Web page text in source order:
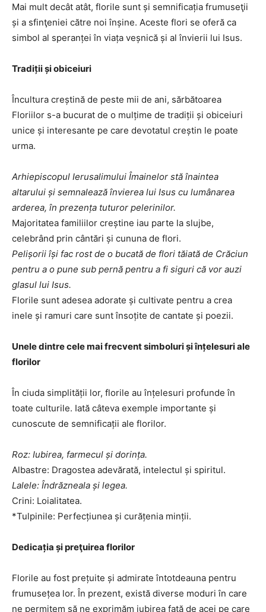
Mai mult decât atât, florile sunt și semnificația frumuseţii
și a sfinţeniei către noi înșine. Aceste flori se oferă ca
simbol al speranței în viața veșnică și al învierii lui Isus.
Tradiții și obiceiuri
Încultura creștină de peste mii de ani, sărbătoarea
Floriilor s-a bucurat de o mulțime de tradiții și obiceiuri
unice și interesante pe care devotatul creștin le poate
urma.
Arhiepiscopul Ierusalimului Îmainelor stă înaintea
altarului și semnalează învierea lui Isus cu lumânarea
arderea, în prezența tuturor pelerinilor.
Majoritatea familiilor creștine iau parte la slujbe,
celebrând prin cântări și cununa de flori.
Pelișorii își fac rost de o bucată de flori tăiată de Crăciun
pentru a o pune sub pernă pentru a fi siguri că vor auzi
glasul lui Isus.
Florile sunt adesea adorate și cultivate pentru a crea
inele și ramuri care sunt însoțite de cantate și poezii.
Unele dintre cele mai frecvent simboluri și înțelesuri ale
florilor
În ciuda simplității lor, florile au înțelesuri profunde în
toate culturile. Iată câteva exemple importante și
cunoscute de semnificații ale florilor.
Roz: Iubirea, farmecul și dorința.
Albastre: Dragostea adevărată, intelectul și spiritul.
Lalele: Îndrăzneala și legea.
Crini: Loialitatea.
*Tulpinile: Perfecțiunea și curățenia minții.
Dedicația și preţuirea florilor
Florile au fost prețuite și admirate întotdeauna pentru
frumusețea lor. În prezent, există diverse moduri în care
ne permitem să ne exprimăm iubirea față de acei pe care